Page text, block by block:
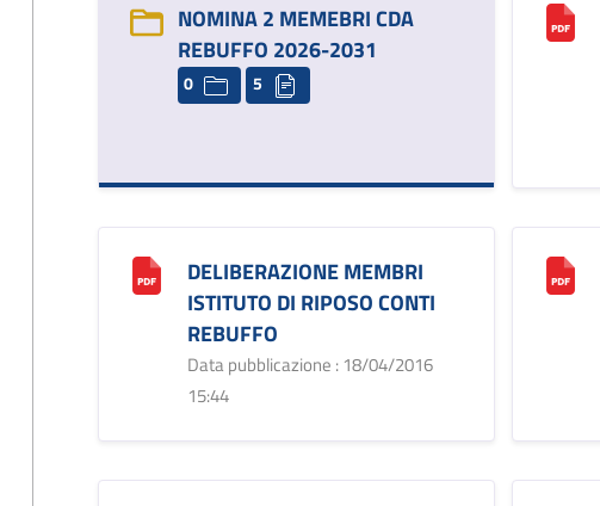
NOMINA 2 MEMEBRI CDA
REBUFFO 2026-2031
0 5
DELIBERAZIONE MEMBRI
ISTITUTO DI RIPOSO CONTI
REBUFFO
Data pubblicazione : 18/04/2016
15:44